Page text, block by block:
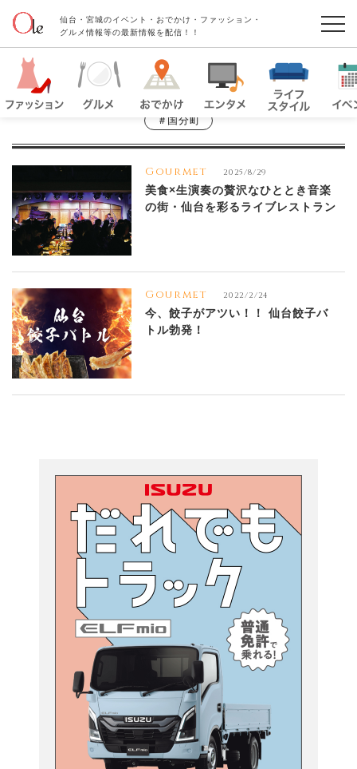
仙台・宮城のイベント・おでかけ・ファッション・
グルメ情報等の最新情報を配信！！
＃国分町
Gourmet 2025/8/29
美食×生演奏の贅沢なひととき音楽
の街・仙台を彩るライブレストラン
Gourmet 2022/2/24
今、餃子がアツい！！ 仙台餃子バ
トル勃発！